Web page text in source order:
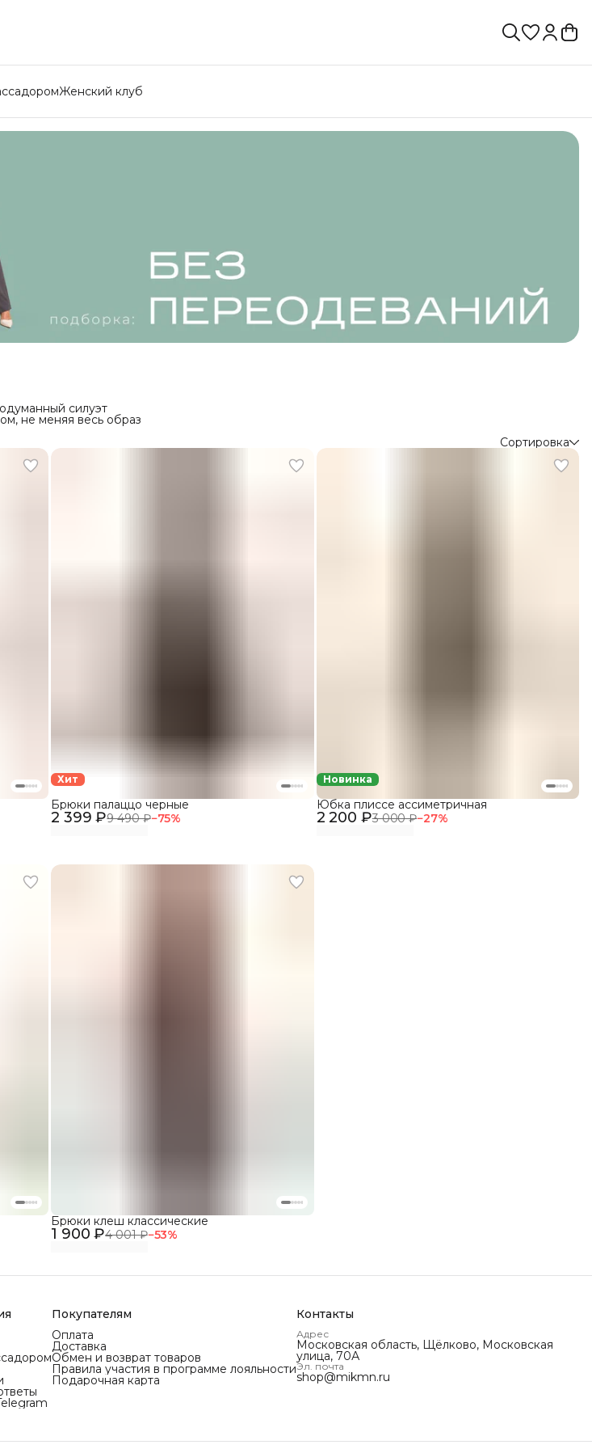
Женский клуб
силуэт
не меняя весь образ
Сортировка
Хит
2 399 ₽9 490 ₽−75%
Брюки палаццо черные
Новинка
2 200 ₽3 000 ₽−27%
Юбка плиссе ассиметричная
1 900 ₽4 001 ₽−53%
Брюки клеш классические
Покупателям
Оплата
Доставка
Обмен и возврат товаров
Правила участия в программе лояльности
Подарочная карта
Контакты
Адрес
Московская область, Щёлково, Московская
улица, 70А
Эл. почта
shop@mikmn.ru